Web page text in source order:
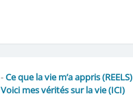
-Ce que la vie m’a appris (REELS)
Voici mes vérités sur la vie(ICI)